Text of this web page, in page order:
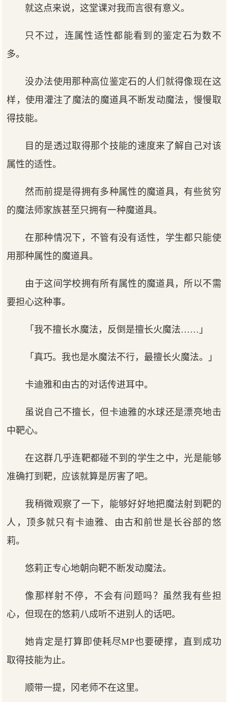
就这点来说，这堂课对我而言很有意义。
只不过，连属性适性都能看到的鉴定石为数不
多。
没办法使用那种高位鉴定石的人们就得像现在这
样，使用灌注了魔法的魔道具不断发动魔法，慢慢取
得技能。
目的是透过取得那个技能的速度来了解自己对该
属性的适性。
然而前提是得拥有多种属性的魔道具，有些贫穷
的魔法师家族甚至只拥有一种魔道具。
在那种情况下，不管有没有适性，学生都只能使
用那种属性的魔道具。
由于这间学校拥有所有属性的魔道具，所以不需
要担心这种事。
「我不擅长水魔法，反倒是擅长火魔法……」
「真巧。我也是水魔法不行，最擅长火魔法。」
卡迪雅和由古的对话传进耳中。
虽说自己不擅长，但卡迪雅的水球还是漂亮地击
中靶心。
在这群几乎连靶都碰不到的学生之中，光是能够
准确打到靶，应该就算是厉害了吧。
我稍微观察了一下，能够好好地把魔法射到靶的
人，顶多就只有卡迪雅、由古和前世是长谷部的悠
莉。
悠莉正专心地朝向靶不断发动魔法。
像那样射不停，不会有问题吗？虽然我有些担
心，但现在的悠莉八成听不进别人的话吧。
她肯定是打算即使耗尽MP也要硬撑，直到成功
取得技能为止。
顺带一提，冈老师不在这里。